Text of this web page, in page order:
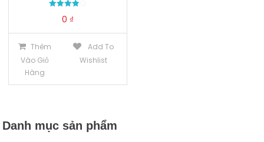
hạng
5 sao
0 ₫
Thêm
Vào Giỏ
Hàng
Add To
Wishlist
Danh mục sản phẩm